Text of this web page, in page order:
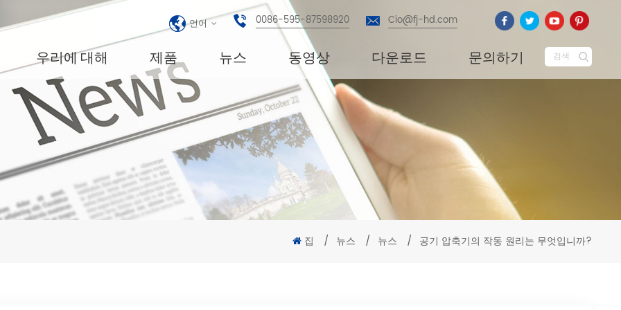
언어 0086-595-87598920 Cio@fj-hd.com
우리에 대해 제품 뉴스 동영상 다운로드 문의하기 검색
집 / 뉴스 / 뉴스 / 공기 압축기의 작동 원리는 무엇입니까?